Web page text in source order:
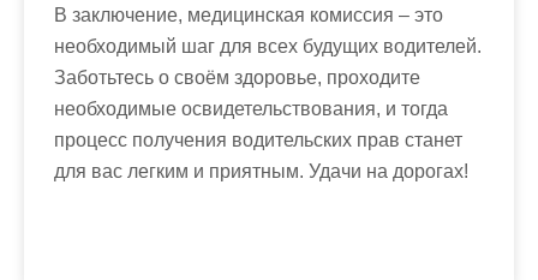
В заключение, медицинская комиссия – это
необходимый шаг для всех будущих водителей.
Заботьтесь о своём здоровье, проходите
необходимые освидетельствования, и тогда
процесс получения водительских прав станет
для вас легким и приятным. Удачи на дорогах!